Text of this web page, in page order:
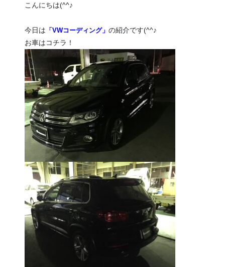
こんにちは(^^♪
今日は 「VWコーディング」の紹介です(^^♪
お車はコチラ！